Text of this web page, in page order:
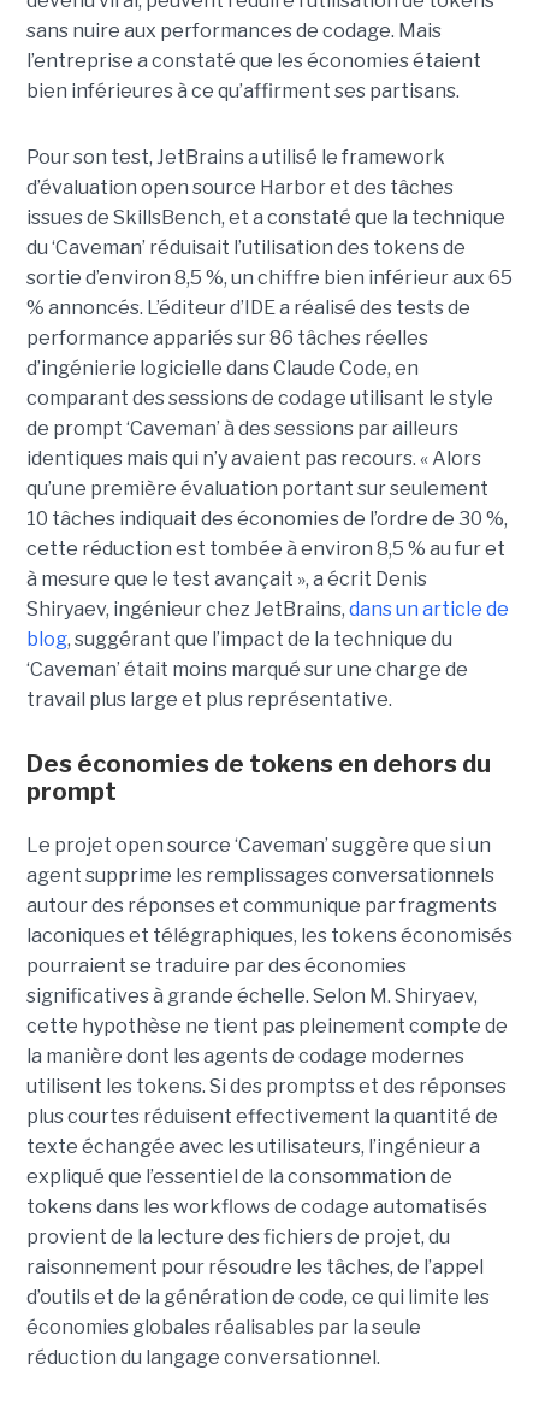
sans nuire aux performances de codage. Mais
l’entreprise a constaté que les économies étaient
bien inférieures à ce qu’affirment ses partisans.
Pour son test, JetBrains a utilisé le framework
d’évaluation open source Harbor et des tâches
issues de SkillsBench, et a constaté que la technique
du ‘Caveman’ réduisait l’utilisation des tokens de
sortie d’environ 8,5 %, un chiffre bien inférieur aux 65
% annoncés. L’éditeur d’IDE a réalisé des tests de
performance appariés sur 86 tâches réelles
d’ingénierie logicielle dans Claude Code, en
comparant des sessions de codage utilisant le style
de prompt ‘Caveman’ à des sessions par ailleurs
identiques mais qui n’y avaient pas recours. « Alors
qu’une première évaluation portant sur seulement
10 tâches indiquait des économies de l’ordre de 30 %,
cette réduction est tombée à environ 8,5 % au fur et
à mesure que le test avançait », a écrit Denis
Shiryaev, ingénieur chez JetBrains, dans un article de
blog, suggérant que l’impact de la technique du
‘Caveman’ était moins marqué sur une charge de
travail plus large et plus représentative.
Des économies de tokens en dehors du
prompt
Le projet open source ‘Caveman’ suggère que si un
agent supprime les remplissages conversationnels
autour des réponses et communique par fragments
laconiques et télégraphiques, les tokens économisés
pourraient se traduire par des économies
significatives à grande échelle. Selon M. Shiryaev,
cette hypothèse ne tient pas pleinement compte de
la manière dont les agents de codage modernes
utilisent les tokens. Si des promptss et des réponses
plus courtes réduisent effectivement la quantité de
texte échangée avec les utilisateurs, l’ingénieur a
expliqué que l’essentiel de la consommation de
tokens dans les workflows de codage automatisés
provient de la lecture des fichiers de projet, du
raisonnement pour résoudre les tâches, de l’appel
d’outils et de la génération de code, ce qui limite les
économies globales réalisables par la seule
réduction du langage conversationnel.